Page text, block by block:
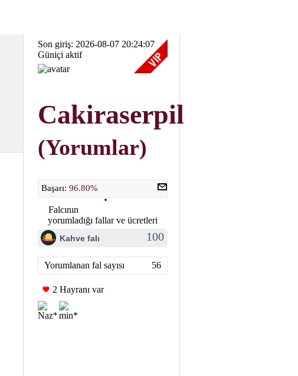
Son giriş: 2026-08-07 20:24:07
Güniçi aktif
Cakiraserpil
(Yorumlar)
Başarı: 96.80%
Falcının
yorumladığı fallar ve ücretleri
Kahve falı 100
Yorumlanan fal sayısı 56
2 Hayranı var